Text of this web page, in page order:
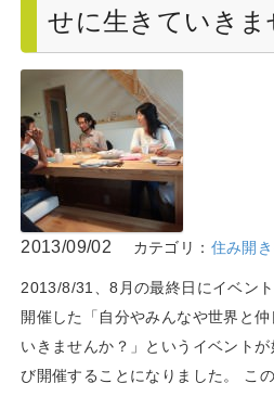
せに生きていきま
2013/09/02 カテゴリ： 住み開
2013/8/31、8月の最終日にイベン
開催した「自分やみんなや世界と
いきませんか？」というイベント
び開催することになりました。 こ